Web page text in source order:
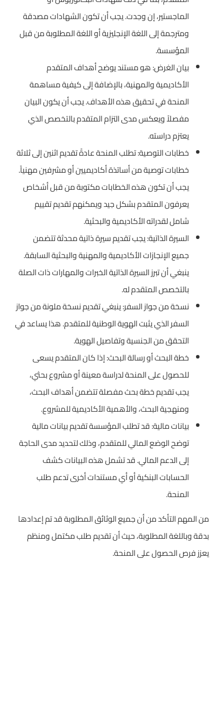
الماجستير، إن وجدت. يجب أن تكون الشهادات مصدقة
ومترجمة إلى اللغة الإنجليزية أو اللغة المطلوبة من قبل
المؤسسة.
بيان الغرض: هو مستند يوضح أهداف المتقدم
الأكاديمية والمهنية، بالإضافة إلى كيفية مساهمة
المنحة في تحقيق هذه الأهداف. يجب أن يكون البيان
مفصلاً ويعكس مدى التزام المتقدم بالتخصص الذي
يعتزم دراسته.
خطابات التوصية: تطلب المنحة عادةً تقديم اثنين إلى ثلاثة
خطابات توصية من أساتذة أكاديميين أو مشرفين مهنياً.
يجب أن تكون هذه الخطابات مكتوبة من قبل أشخاص
يعرفون المتقدم بشكل جيد ويمكنهم تقديم تقييم
شامل لقدراته الأكاديمية والبحثية.
السيرة الذاتية: يجب تقديم سيرة ذاتية محدثة تتضمن
جميع الإنجازات الأكاديمية والمهنية والبحثية السابقة.
ينبغي أن تبرز السيرة الذاتية الخبرات والمهارات ذات الصلة
بالتخصص المتقدم له.
نسخة من جواز السفر: ينبغي تقديم نسخة ملونة من جواز
السفر الذي يثبت الهوية الوطنية للمتقدم. هذا يساعد في
التحقق من الجنسية وتفاصيل الهوية.
خطة البحث أو رسالة البحث: إذا كان المتقدم يسعى
للحصول على المنحة لدراسة معينة أو مشروع بحثي،
يجب تقديم خطة بحث مفصلة تتضمن أهداف البحث،
ومنهجية البحث، والأهمية الأكاديمية للمشروع.
بيانات مالية: قد تطلب المؤسسة تقديم بيانات مالية
توضح الوضع المالي للمتقدم، وذلك لتحديد مدى الحاجة
إلى الدعم المالي. قد تشمل هذه البيانات كشف
الحسابات البنكية أو أي مستندات أخرى تدعم طلب
المنحة.
من المهم التأكد من أن جميع الوثائق المطلوبة قد تم إعدادها
بدقة وباللغة المطلوبة، حيث أن تقديم طلب مكتمل ومنظم
يعزز فرص الحصول على المنحة.